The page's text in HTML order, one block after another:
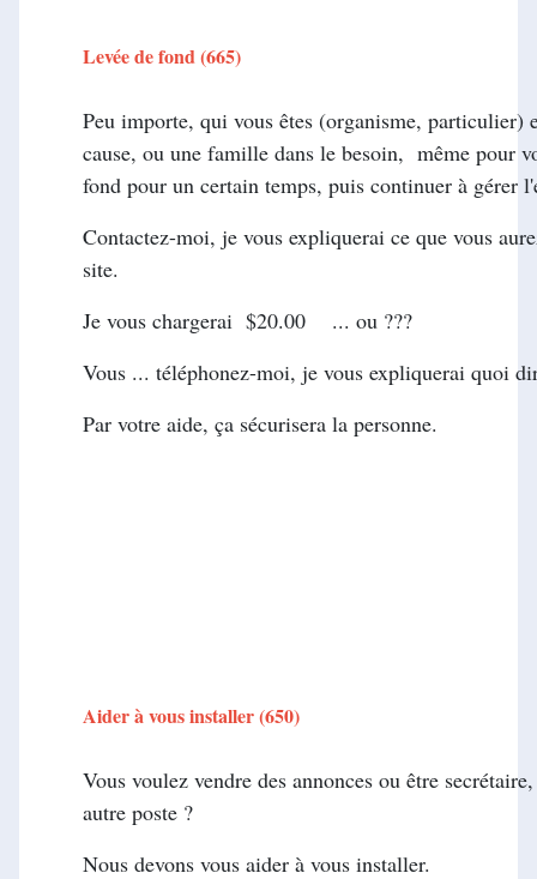
Levée de fond
Peu importe, qui vous êtes (organisme, particulier)
cause, ou une famille dans le besoin, même pour
fond pour un certain temps, puis continuer à gérer
Contactez-moi, je vous expliquerai ce que vous
site.
Je vous chargerai $20.00 ... ou ???
Vous ... téléphonez-moi, je vous expliquerai quoi
Par votre aide, ça sécurisera la personne.
Aider à vous installer
Vous voulez vendre des annonces ou être
autre poste ?
Nous devons vous aider à vous installer.